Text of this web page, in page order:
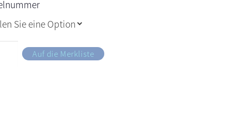
Auf die Merkliste